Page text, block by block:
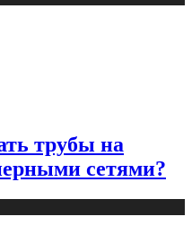
трубы на
сетями?